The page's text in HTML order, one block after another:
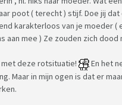
poot ( terecht ) stijf. Doe jij dat
karakterloos van je moeder (
aan mee ) Ze zouden zich
deze rotsituatie!
En het
Maar in mijn ogen is dat er